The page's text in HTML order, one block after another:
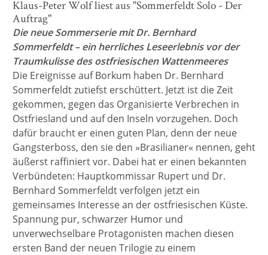
Klaus-Peter Wolf liest aus "Sommerfeldt Solo - Der
Auftrag"
Die neue Sommerserie mit Dr. Bernhard
Sommerfeldt – ein herrliches Leseerlebnis vor der
Traumkulisse des ostfriesischen Wattenmeeres
Die Ereignisse auf Borkum haben Dr. Bernhard
Sommerfeldt zutiefst erschüttert. Jetzt ist die Zeit
gekommen, gegen das Organisierte Verbrechen in
Ostfriesland und auf den Inseln vorzugehen. Doch
dafür braucht er einen guten Plan, denn der neue
Gangsterboss, den sie den »Brasilianer« nennen, geht
äußerst raffiniert vor. Dabei hat er einen bekannten
Verbündeten: Hauptkommissar Rupert und Dr.
Bernhard Sommerfeldt verfolgen jetzt ein
gemeinsames Interesse an der ostfriesischen Küste.
Spannung pur, schwarzer Humor und
unverwechselbare Protagonisten machen diesen
ersten Band der neuen Trilogie zu einem